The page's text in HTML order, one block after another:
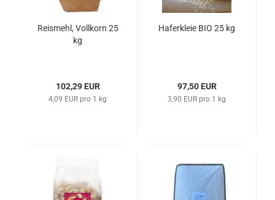
Reismehl, Vollkorn 25
kg
102,29 EUR
4,09 EUR pro 1 kg
Haferkleie BIO 25 kg
97,50 EUR
3,90 EUR pro 1 kg